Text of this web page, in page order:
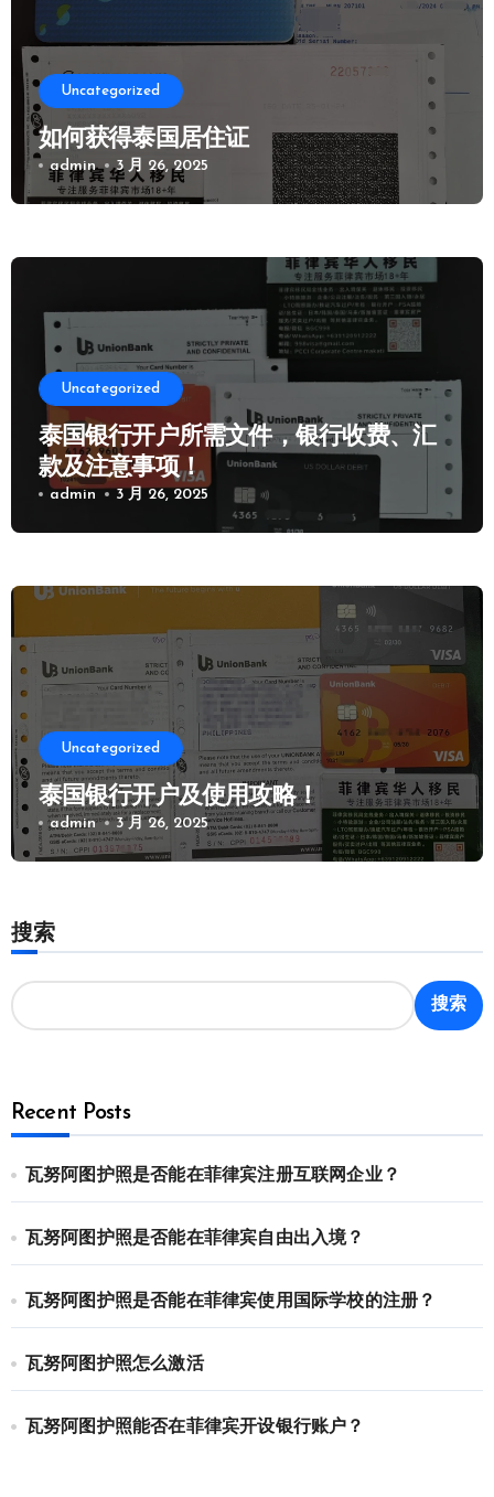
Uncategorized
如何获得泰国居住证
admin 3 月 26, 2025
Uncategorized
泰国银行开户所需文件，银行收费、汇
款及注意事项！
admin 3 月 26, 2025
Uncategorized
泰国银行开户及使用攻略！
admin 3 月 26, 2025
搜索
搜索
Recent Posts
瓦努阿图护照是否能在菲律宾注册互联网企业？
瓦努阿图护照是否能在菲律宾自由出入境？
瓦努阿图护照是否能在菲律宾使用国际学校的注册？
瓦努阿图护照怎么激活
瓦努阿图护照能否在菲律宾开设银行账户？